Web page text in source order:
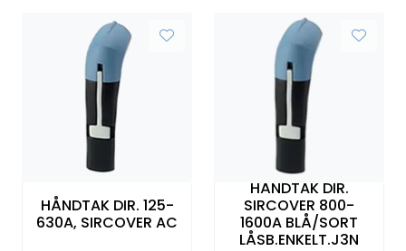
HÅNDTAK DIR. 125-
630A, SIRCOVER AC
HÅNDTAK DIR.
SIRCOVER 800-
1600A BLÅ/SORT
LÅSB.ENKELT.J3N
Brytermateriell
Skinnesystem
Montasjemateriell
Leverandører